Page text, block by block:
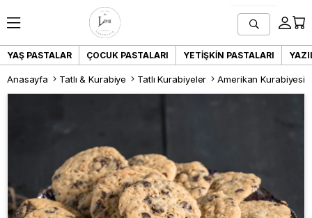
YAŞ PASTALAR ÇOCUK PASTALARI YETIŞKIN PASTALARI
Anasayfa Tatlı & Kurabiye Tatlı Kurabiyeler Amerikan Kurabiyesi